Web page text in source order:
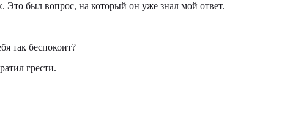
Это был вопрос, на который он уже знал мой ответ.
так беспокоит?
грести.